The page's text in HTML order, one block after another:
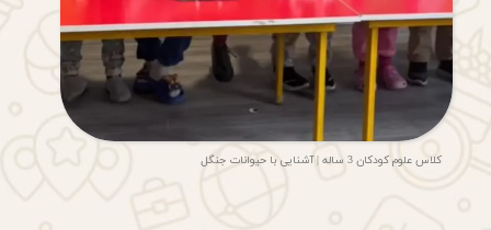
★★★★★کلاس علوم کودکان 3 ساله | آشنایی با حیوانات جنگل